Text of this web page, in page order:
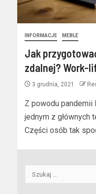
INFORMACJE MEBLE
Jak
zdalnej? Work-
3 grudnia, 2021
Z powodu pandemii
jednym z głównych
Części osób tak